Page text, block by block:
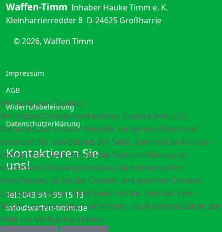
Waffen-Timm Inhaber Hauke Timm e. K.
Kleinharrierredder 8 D-24625 Großharrie
© 2026, Waffen Timm
Impressum
AGB
Widerrufsbelehrung
Datenschutzerklärung
Kontaktieren Sie
uns!
Tel.: 043 94 - 99 15 19
info@waffen-timm.de
Wir benutzen Cookies
Wir nutzen Cookies und externe Dienste (inkl. U.S.
Diensten) auf unserer Website. Einige von ihnen sind
essenziell für den Betrieb der Seite, während andere uns
helfen, diese Website und die Nutzererfahrung zu
verbessern (Tracking Cookies). Sie können selbst
entscheiden, ob Sie die Cookies und externen Dienste
zulassen möchten. Bitte beachten Sie, dass bei einer
Ablehnung womöglich nicht mehr alle Funktionalitäten der
Seite zur Verfügung stehen.